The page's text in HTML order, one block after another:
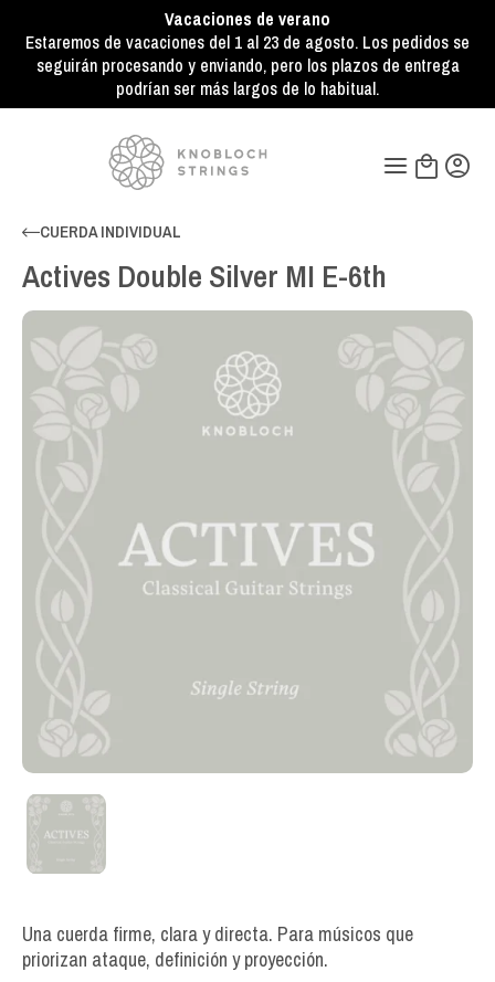
Vacaciones de verano
Estaremos de vacaciones del 1 al 23 de agosto. Los pedidos se
seguirán procesando y enviando, pero los plazos de entrega
podrían ser más largos de lo habitual.
CUERDA INDIVIDUAL
Actives Double Silver MI E-6th
Una cuerda firme, clara y directa. Para músicos que
priorizan ataque, definición y proyección.